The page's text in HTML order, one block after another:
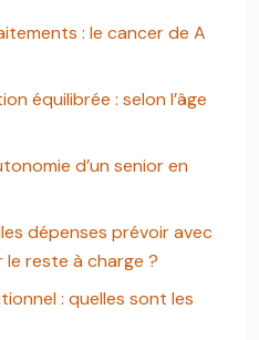
: le cancer de A
équilibrée : selon l’âge
d’un senior en
dépenses prévoir avec
le reste à charge ?
: quelles sont les